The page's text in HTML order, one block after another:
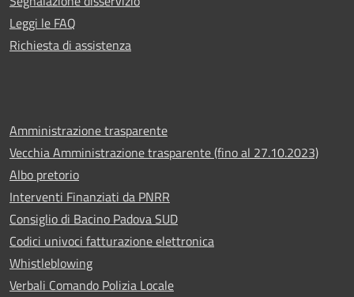
Leggi le FAQ
Richiesta di assistenza
Amministrazione trasparente
Vecchia Amministrazione trasparente (fino al 27.10.2023)
Albo pretorio
Interventi Finanziati da PNRR
Consiglio di Bacino Padova SUD
Codici univoci fatturazione elettronica
Whistleblowing
Verbali Comando Polizia Locale